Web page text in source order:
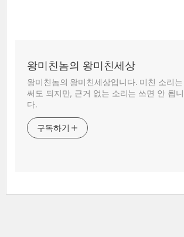
왕미친놈의 왕미친세상
왕미친놈의 왕미친세상입니다. 미친 소리는
써도 되지만, 근거 없는 소리는 쓰면 안 됩니
다.
구독하기